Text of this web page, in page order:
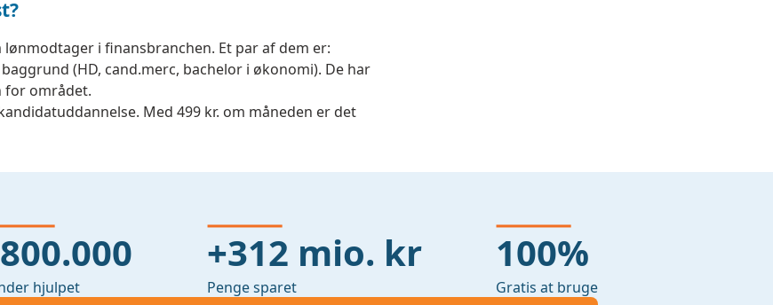
i finansbranchen. Et par af dem er:
(HD, cand.merc, bachelor i økonomi). De har
for området.
Med 499 kr. om måneden er det
hjulpet
+312 mio. kr
Penge sparet
100%
Gratis at bruge